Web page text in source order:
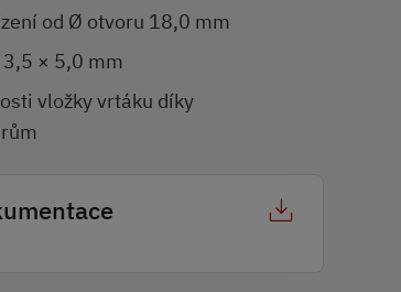
od Ø otvoru 18,0 mm
× 5,0 mm
vložky vrtáku díky